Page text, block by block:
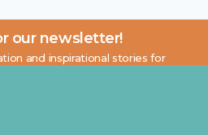
our newsletter!
and inspirational stories for